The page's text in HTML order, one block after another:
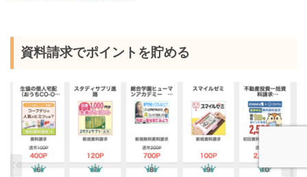
資料請求でポイントを貯める